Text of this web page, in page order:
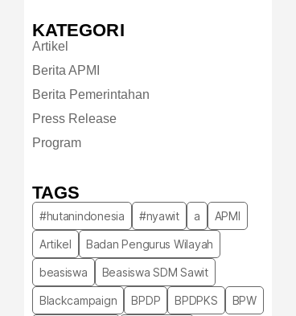
KATEGORI
Artikel
Berita APMI
Berita Pemerintahan
Press Release
Program
TAGS
#hutanindonesia #nyawit a APMI
Artikel Badan Pengurus Wilayah
beasiswa Beasiswa SDM Sawit
Blackcampaign BPDP BPDPKS BPW